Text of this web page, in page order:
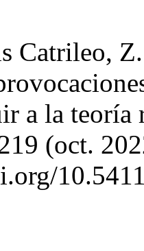
Catrileo,
a la
(oct.